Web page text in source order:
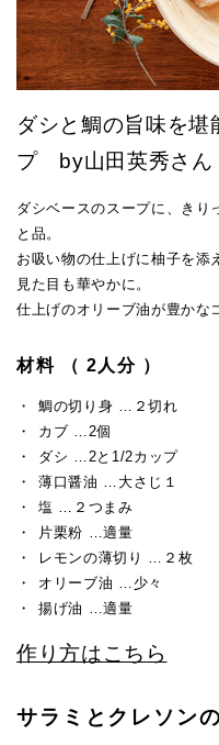
ダシと鯛の旨味を堪
プ by山田英秀さん
ダシベースのスープに、きり
と品。
お吸い物の仕上げに柚子を添
見た目も華やかに。
仕上げのオリーブ油が豊かな
材料 （ 2人分 ）
鯛の切り身 …２切れ
カブ …2個
ダシ …2と1/2カップ
薄口醤油 …大さじ１
塩 …２つまみ
片栗粉 …適量
レモンの薄切り …２枚
オリーブ油 …少々
揚げ油 …適量
作り方はこちら
サラミとクレソン